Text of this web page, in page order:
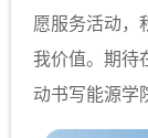
愿服务活动，
我价值。期待
动书写能源学